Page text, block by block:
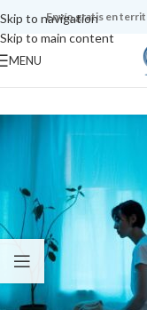
Skip to navigation
Skip to main content
Envío gratis en
MENU